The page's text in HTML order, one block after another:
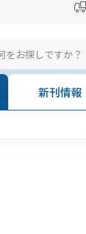
新刊情報